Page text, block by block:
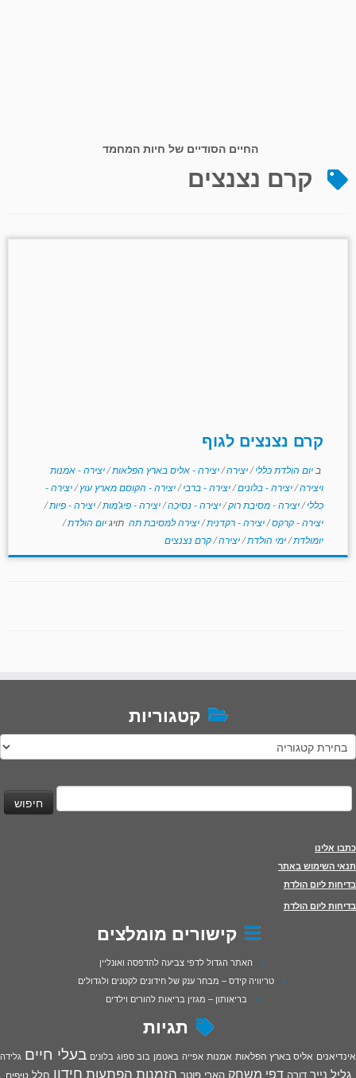
החיים הסודיים של חיות המחמד
קרם נצנצים
קרם נצנצים לגוף
ב יום הולדת כללי/יצירה/יצירה - אליס בארץ הפלאות/יצירה - אמנות
ויצירה/יצירה - בלונים/יצירה - ברבי/יצירה - הקוסם מארץ עוץ/יצירה -
כללי/יצירה - מסיבת רוק/יצירה - נסיכה/יצירה - פיג'מות/יצירה - פיות/
יצירה - קרקס/יצירה - רקדנית/יצירה למסיבת תה תויגיום הולדת/
יומולדת/ימי הולדת/יצירה/קרם נצנצים
קטגוריות
קטגוריות
חיפוש:
כתבו אלינו
תנאי השימוש באתר
בדיחות ליום הולדת
בדיחות ליום הולדת
קישורים מומלצים
האתר הגדול לדפי צביעה להדפסה ואונליין
טריוויה קידס – מבחר ענק של חידונים לקטנים ולגדולים
בריאותון – מגזין בריאות להורים וילדים
תגיות
אינדיאנים אליס בארץ הפלאות אמנות אפייה באטמן בוב ספוג בלונים בעלי חיים גלידה
גליל נייר דורה דפי משחק הארי פוטר הזמנות הפתעות חידון חלל טיפים